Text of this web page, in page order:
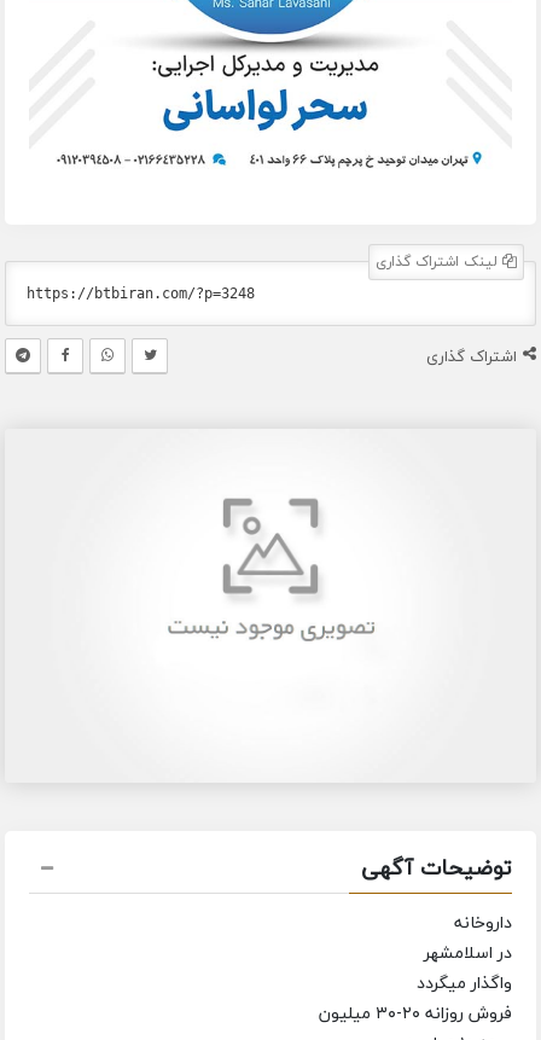
لینک اشتراک گذاری
اشتراک گذاری
توضیحات آگهی
داروخانه
در اسلامشهر
واگذار میگردد
فروش روزانه ۲۰-۳۰ میلیون